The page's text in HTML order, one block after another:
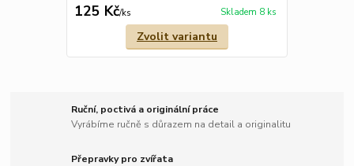
125 Kč/ks Skladem 8 ks
Zvolit variantu
Ruční, poctivá a originální práce
Vyrábíme ručně s důrazem na detail a originalitu
Přepravky pro zvířata